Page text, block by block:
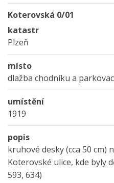
Koterovská 0/01
katastr
Plzeň
místo
dlažba chodníku a
umístění
1919
popis
kruhové desky (cca 50 cm)
Koterovské ulice, kde byly
593, 634)